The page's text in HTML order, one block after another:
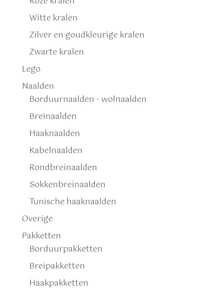
Witte kralen
Zilver en goudkleurige kralen
Zwarte kralen
Lego
Naalden
Borduurnaalden - wolnaalden
Breinaalden
Haaknaalden
Kabelnaalden
Rondbreinaalden
Sokkenbreinaalden
Tunische haaknaalden
Overige
Pakketten
Borduurpakketten
Breipakketten
Haakpakketten